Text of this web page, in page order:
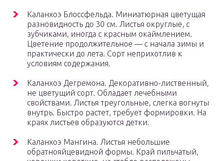
Каланхоэ Блоссфельда. Миниатюрная цветущая
разновидность до 30 см. Листья округлые, с
зубчиками, иногда с красным окаймлением.
Цветение продолжительное — с начала зимы и
практически до лета. Сорт неприхотлив к
условиям содержания.
Каланхоэ Дегремона. Декоративно-лиственный,
не цветущий сорт. Обладает лечебными
свойствами. Листья треугольные, слегка вогнуты
внутрь. Быстро растет, требует формировки. На
краях листьев образуются детки.
Каланхоэ Мангина. Листья небольшие
обратнояйцевидной формы. Край пильчатый,